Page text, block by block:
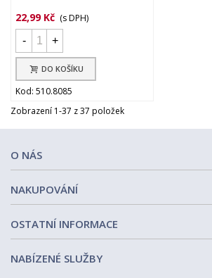
22,99 Kč (s DPH)
-
+
DO KOŠÍKU
Kod: 510.8085
Zobrazení 1-37 z 37 položek
O NÁS
NAKUPOVÁNÍ
OSTATNÍ INFORMACE
NABÍZENÉ SLUŽBY